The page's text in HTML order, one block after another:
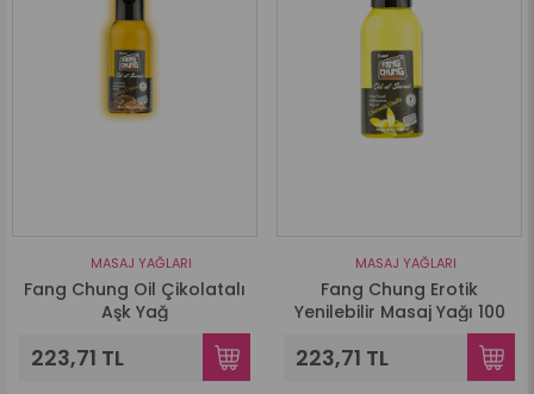
MASAJ YAĞLARI
Fang Chung Oil Çikolatalı
Aşk Yağ
223,71 TL
MASAJ YAĞLARI
Fang Chung Erotik
Yenilebilir Masaj Yağı 100
Ml - Tutkulu Vanilya
223,71 TL